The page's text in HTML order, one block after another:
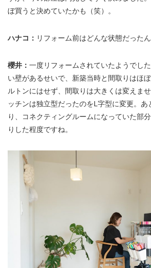
ぼ買うと決めていたかも（笑）。
ハナコ： リフォーム前はどんな状態だった
櫻井： 一度リフォームされていたようでし
い壁があるせいで、新築当時と間取りはほ
ルトンにはせず、間取りは大きくは変えま
ッチンは独立型だったのをL字型に変更。あ
り、コネクティングルームになっていた部
りした程度ですね。